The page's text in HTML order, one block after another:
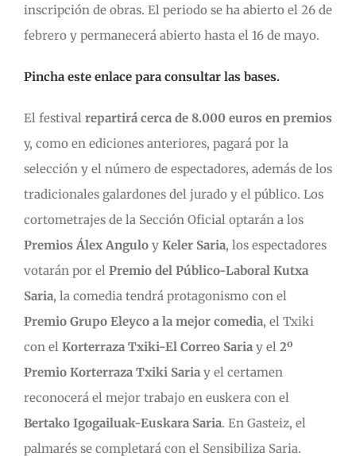
inscripción de obras. El periodo se ha abierto el 26 de
febrero y permanecerá abierto hasta el 16 de mayo.
Pincha este enlace para consultar las bases.
El festival repartirá cerca de 8.000 euros en premios
y, como en ediciones anteriores, pagará por la
selección y el número de espectadores, además de los
tradicionales galardones del jurado y el público. Los
cortometrajes de la Sección Oficial optarán a los
Premios Álex Angulo y Keler Saria, los espectadores
votarán por el Premio del Público-Laboral Kutxa
Saria, la comedia tendrá protagonismo con el
Premio Grupo Eleyco a la mejor comedia, el Txiki
con el Korterraza Txiki-El Correo Saria y el 2º
Premio Korterraza Txiki Saria y el certamen
reconocerá el mejor trabajo en euskera con el
Bertako Igogailuak-Euskara Saria. En Gasteiz, el
palmarés se completará con el Sensibiliza Saria.